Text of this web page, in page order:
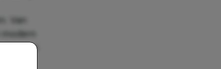
Van
dat aan
wat.